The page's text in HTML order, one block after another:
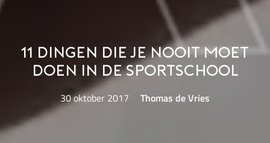
11 dingen die je nooit moet
doen in de sportschool
30 oktober 2017 Thomas de Vries